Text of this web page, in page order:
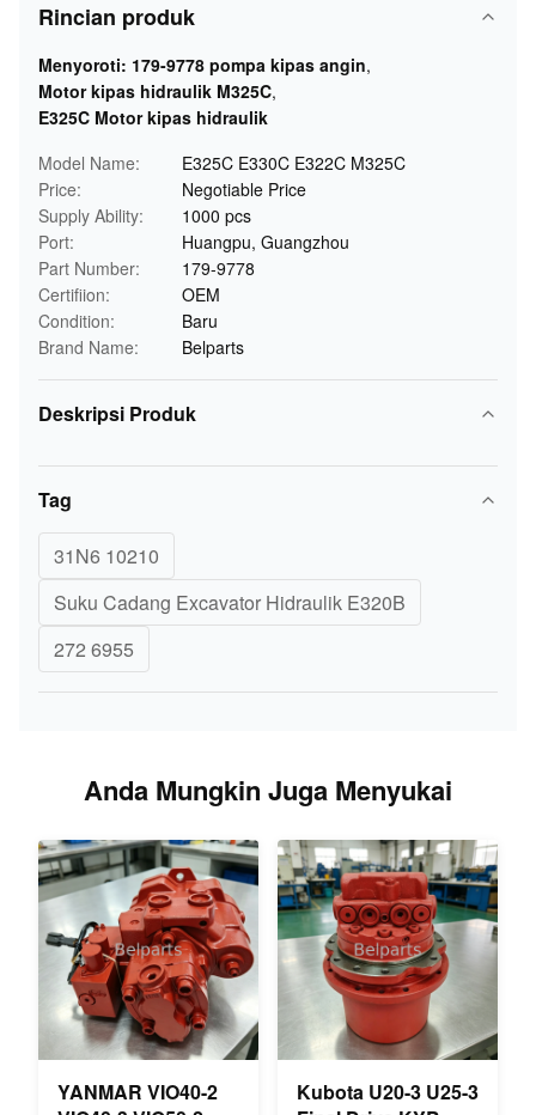
Rincian produk
Menyoroti: 179-9778 pompa kipas angin,
Motor kipas hidraulik M325C,
E325C Motor kipas hidraulik
Model Name:
E325C E330C E322C M325C
Price:
Negotiable Price
Supply Ability:
1000 pcs
Port:
Huangpu, Guangzhou
Part Number:
179-9778
Certifiion:
OEM
Condition:
Baru
Brand Name:
Belparts
Deskripsi Produk
Tag
31N6 10210
Suku Cadang Excavator Hidraulik E320B
272 6955
Anda Mungkin Juga Menyukai
YANMAR VIO40-2
Kubota U20-3 U25-3